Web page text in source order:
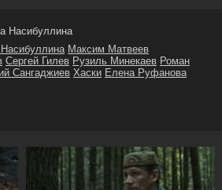
Насибуллина
Максим Матвеев
Сергей Гилев Рузиль Минекаев Роман
Сангаджиев Хаски Елена Руфанова